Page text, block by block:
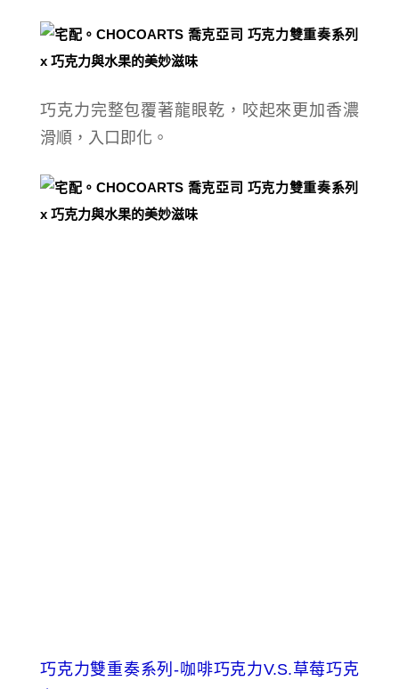
巧克力完整包覆著龍眼乾，咬起來更加香濃
滑順，入口即化。
巧克力雙重奏系列-咖啡巧克力V.S.草莓巧克